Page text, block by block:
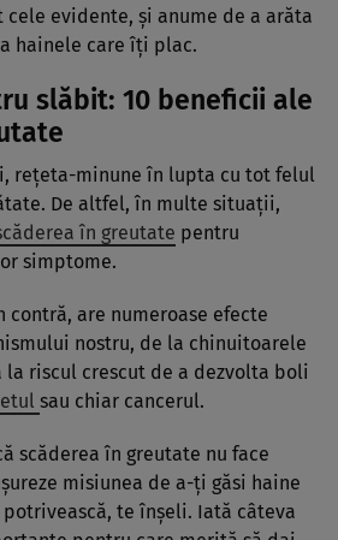
evidente, şi anume de a arăta
hainele care îţi plac.
slăbit: 10 beneficii ale
reţeta-minune în lupta cu tot felul
De altfel, în multe situaţii,
în greutate pentru
simptome.
contră, are numeroase efecte
nostru, de la chinuitoarele
riscul crescut de a dezvolta boli
sau chiar cancerul.
scăderea în greutate nu face
misiunea de a-ţi găsi haine
te înşeli. Iată câteva